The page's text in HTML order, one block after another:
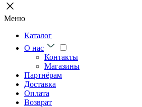
Меню
Каталог
О нас
Контакты
Магазины
Партнёрам
Доставка
Оплата
Возврат